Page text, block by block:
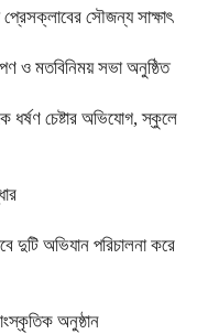
সৌজন্য সাক্ষাৎ
ও মতবিনিময় সভা অনুষ্ঠিত
ধর্ষণ চেষ্টার অভিযোগ, স্কুলে
দুটি অভিযান পরিচালনা করে
অনুষ্ঠান